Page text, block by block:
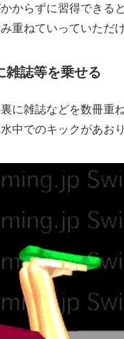
からずに習得できる
重ねていっていただ
雑誌等を乗せる
に雑誌などを数冊重
中でのキックがあお